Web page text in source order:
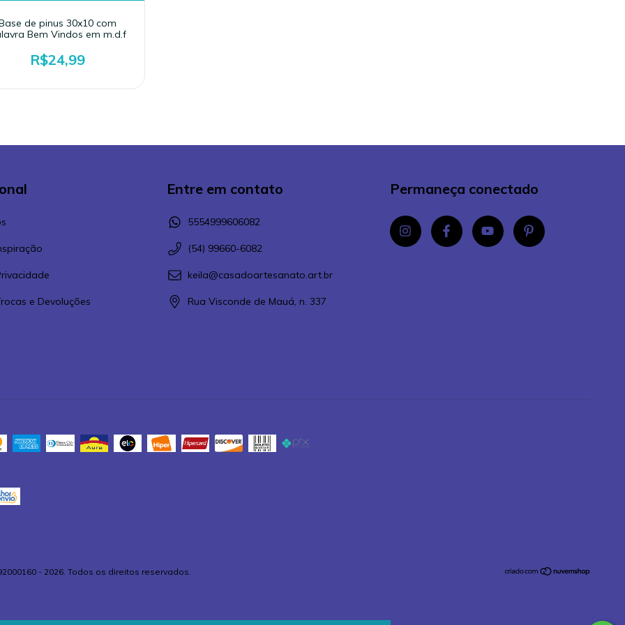
de pinus 30x10 com
Bem Vindos em m.d.f
R$24,99
e Devoluções
Entre em contato
5554999606082
(54) 99660-6082
keila@casadoartesanato.art.br
Rua Visconde de Mauá, n. 337
Permaneça conectado
- 2026. Todos os direitos reservados.